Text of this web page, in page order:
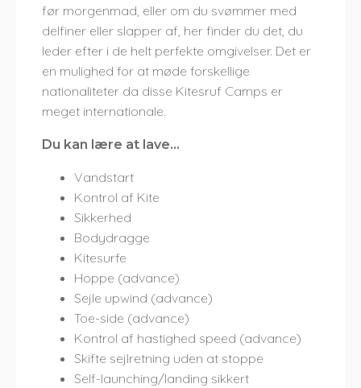
før morgenmad, eller om du svømmer med
delfiner eller slapper af, her finder du det, du
leder efter i de helt perfekte omgivelser. Det er
en mulighed for at møde forskellige
nationaliteter da disse Kitesruf Camps er
meget internationale.
Du kan lære at lave...
Vandstart
Kontrol af Kite
Sikkerhed
Bodydragge
Kitesurfe
Hoppe (advance)
Sejle upwind (advance)
Toe-side (advance)
Kontrol af hastighed speed (advance)
Skifte sejlretning uden at stoppe
Self-launching/landing sikkert